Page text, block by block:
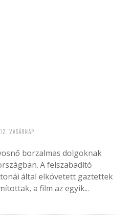
VASÁRNAP
borzalmas dolgoknak
A felszabadító
által elkövetett gaztettek
a film az egyik...